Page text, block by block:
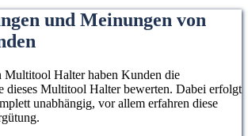
und Meinungen von
Multitool Halter haben Kunden die
dieses Multitool Halter bewerten. Dabei erfolgt
unabhängig, vor allem erfahren diese